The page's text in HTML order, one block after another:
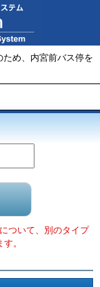
ため、内宮前バス停を
ついて、別のタイプ
。